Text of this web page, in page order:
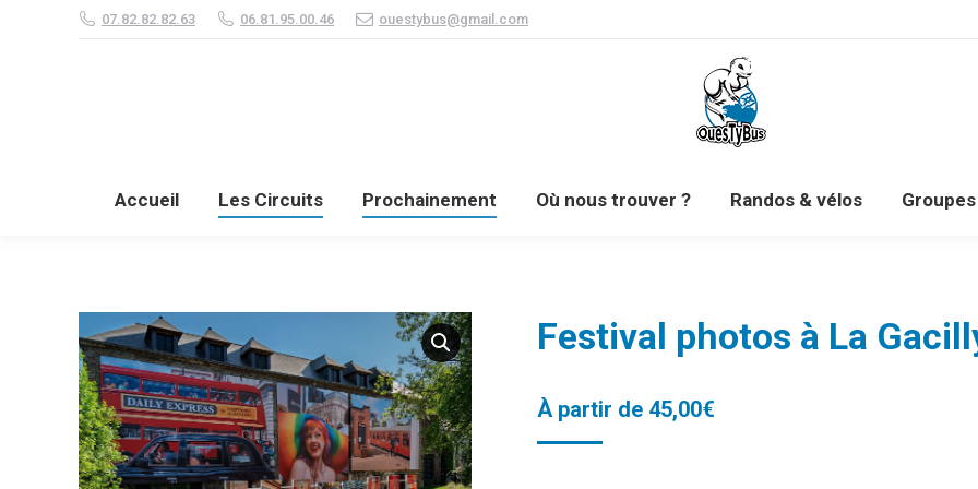
07.82.82.82.63 06.81.95.00.46 ouestybus@gmail.com
Accueil Les Circuits Prochainement Où nous trouver ? Randos & vélos
Festival photos à La
À partir de 45,00€
Accueil Les Circuits Prochainement Où nous trouver ? Randos &